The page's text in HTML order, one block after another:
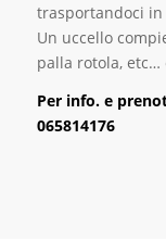
trasportandoci in
Un uccello
palla rotola,
Per info. e
065814176